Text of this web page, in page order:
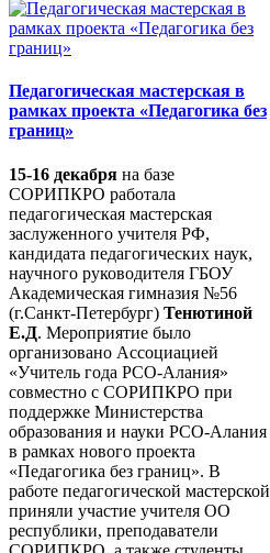
Педагогическая мастерская в
рамках проекта «Педагогика без
границ»
15-16 декабря на базе
СОРИПКРО работала
педагогическая мастерская
заслуженного учителя РФ,
кандидата педагогических наук,
научного руководителя ГБОУ
Академическая гимназия №56
(г.Санкт-Петербург) Тенютиной
Е.Д. Мероприятие было
организовано Ассоциацией
«Учитель года РСО-Алания»
совместно с СОРИПКРО при
поддержке Министерства
образования и науки РСО-Алания
в рамках нового проекта
«Педагогика без границ». В
работе педагогической мастерской
приняли участие учителя ОО
республики, преподаватели